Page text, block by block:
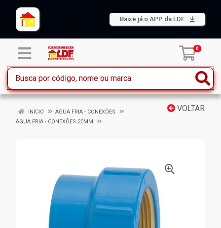
Baixe já o APP da LDF
0
VOLTAR
INÍCIO
ÁGUA FRIA - CONEXÕES
ÁGUA FRIA - CONEXÕES 20MM
.